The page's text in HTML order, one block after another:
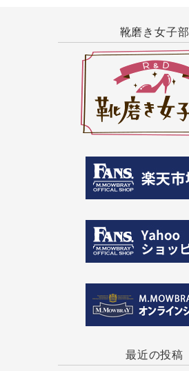
靴磨き女子部
最近の投稿